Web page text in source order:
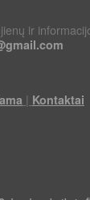
ir
| Kontaktai